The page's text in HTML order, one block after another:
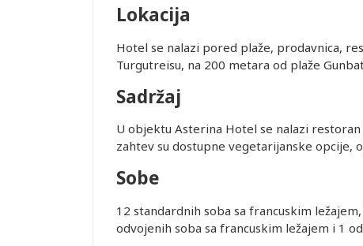
Lokacija
Hotel se nalazi pored plaže, prodavnica,
Turgutreisu, na 200 metara od plaže
Sadržaj
U objektu Asterina Hotel se nalazi
zahtev su dostupne vegetarijanske opcije,
Sobe
12 standardnih soba sa francuskim
odvojenih soba sa francuskim ležajem i 1